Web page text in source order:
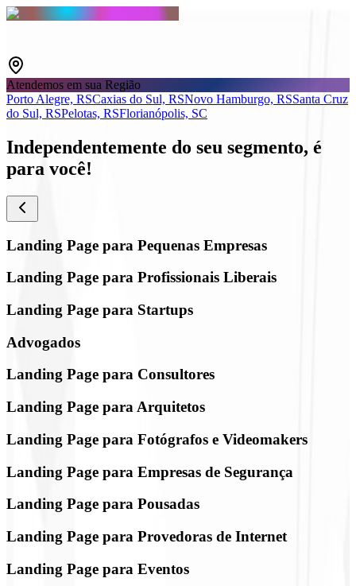
Atendemos em sua Região
Porto Alegre, RSCaxias do Sul, RSNovo Hamburgo, RSSanta Cruz
do Sul, RSPelotas, RSFlorianópolis, SC
Independentemente do seu segmento, é
para você!
Landing Page para Pequenas Empresas
Landing Page para Profissionais Liberais
Landing Page para Startups
Advogados
Landing Page para Consultores
Landing Page para Arquitetos
Landing Page para Fotógrafos e Videomakers
Landing Page para Empresas de Segurança
Landing Page para Pousadas
Landing Page para Provedoras de Internet
Landing Page para Eventos